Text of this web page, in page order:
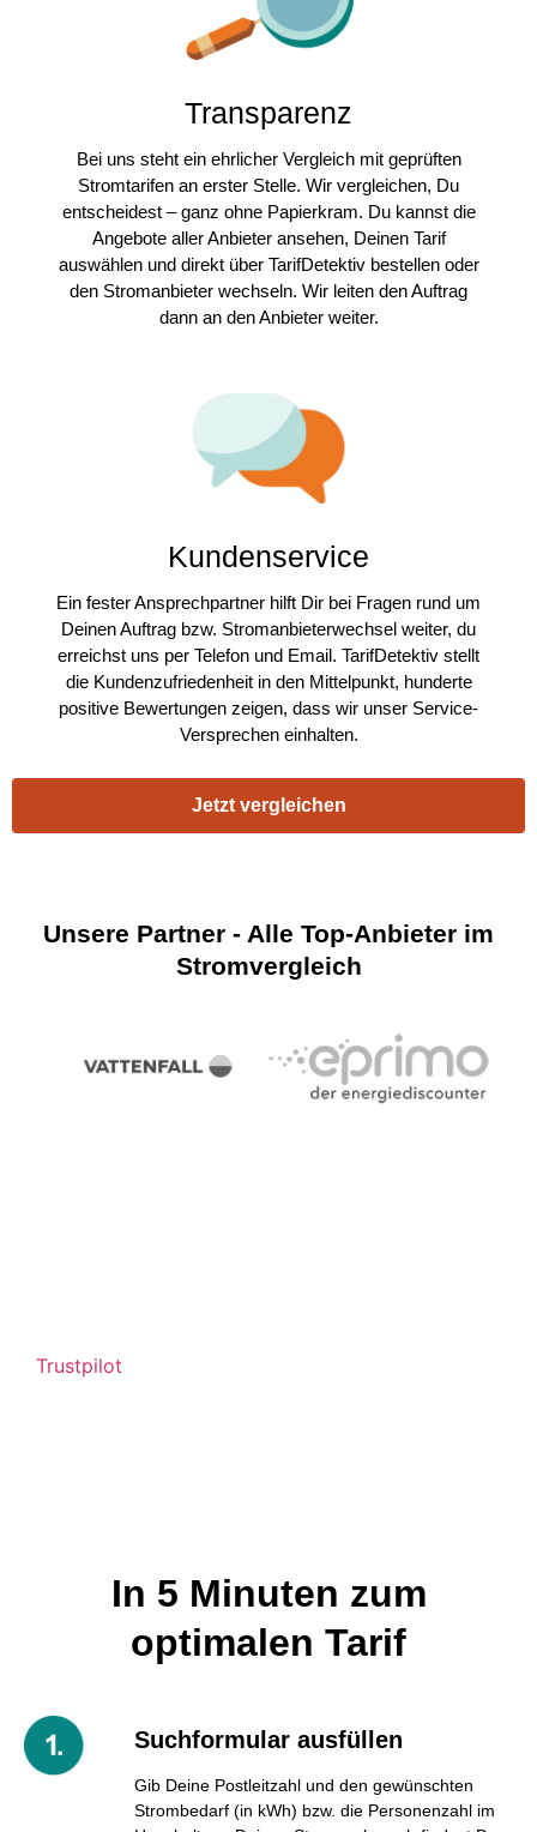
Transparenz
Bei uns steht ein ehrlicher Vergleich mit geprüften
Stromtarifen an erster Stelle. Wir vergleichen, Du
entscheidest – ganz ohne Papierkram. Du kannst die
Angebote aller Anbieter ansehen, Deinen Tarif
auswählen und direkt über TarifDetektiv bestellen oder
den Stromanbieter wechseln. Wir leiten den Auftrag
dann an den Anbieter weiter.
Kundenservice
Ein fester Ansprechpartner hilft Dir bei Fragen rund um
Deinen Auftrag bzw. Stromanbieterwechsel weiter, du
erreichst uns per Telefon und Email. TarifDetektiv stellt
die Kundenzufriedenheit in den Mittelpunkt, hunderte
positive Bewertungen zeigen, dass wir unser Service-
Versprechen einhalten.
Jetzt vergleichen
Unsere Partner - Alle Top-Anbieter im
Stromvergleich
Trustpilot
In 5 Minuten zum
optimalen Tarif
Suchformular ausfüllen
Gib Deine Postleitzahl und den gewünschten
Strombedarf (in kWh) bzw. die Personenzahl im